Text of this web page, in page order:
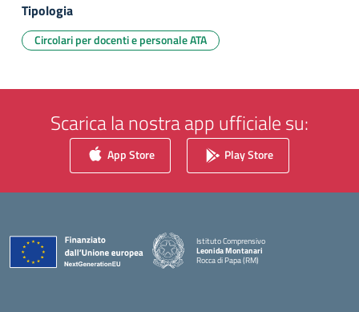
Tipologia
Circolari per docenti e personale ATA
Scarica la nostra app ufficiale su:
App Store Play Store
Istituto Comprensivo
Leonida Montanari
Rocca di Papa (RM)
— Visita la pagina iniziale della scuola